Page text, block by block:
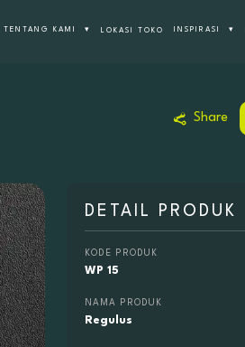
TENTANG KAMI ▾ LOKASI TOKO INSPIRASI ▾
Share
DETAIL PRODUK
KODE PRODUK
WP 15
NAMA PRODUK
Regulus